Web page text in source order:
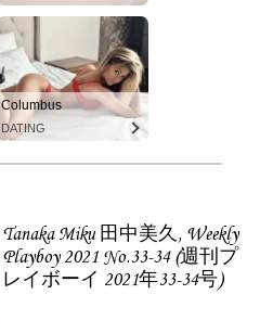
Columbus
DATING
Tanaka Miku 田中美久, Weekly
Playboy 2021 No.33-34 (週刊プ
レイボーイ 2021年33-34号)